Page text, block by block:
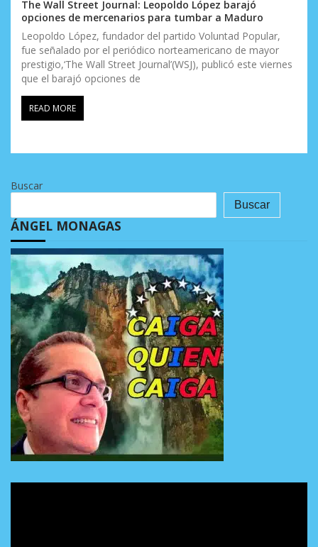
The Wall Street Journal: Leopoldo López barajó
opciones de mercenarios para tumbar a Maduro
Leopoldo López, fundador del partido Voluntad Popular,
fue señalado por el periódico norteamericano de mayor
prestigio,‘The Wall Street Journal’(WSJ), publicó este viernes
que el barajó opciones de
READ MORE
Buscar
Buscar
ÁNGEL MONAGAS